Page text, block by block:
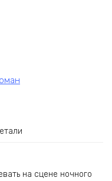
на сцене ночного